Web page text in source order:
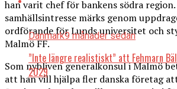
han varit chef för bankens södra
samhällsintresse märks genom
ordförande för Lunds universitet och
Malmö FF.
Som nybliven generalkonsul i Malmö
att han vill hjälpa fler danska företag
Danmark9 månader sedan
”Inte längre realistiskt” att Fehmarn
2029